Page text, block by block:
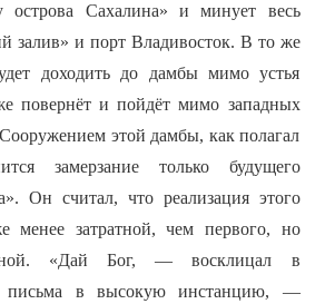
острова Сахалина» и минует весь
залив» и порт Владивосток. В то же
доходить до дамбы мимо устья
повернёт и пойдёт мимо западных
этой дамбы, как полагал
замерзание только будущего
Он считал, что реализация этого
менее затратной, чем первого, но
«Дай Бог, — восклицал в
письма в высокую инстанцию, —